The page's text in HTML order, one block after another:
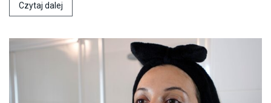
Czytaj dalej